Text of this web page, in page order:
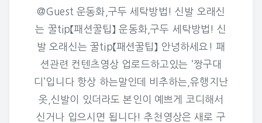
@Guest 운동화,구두 세탁방법! 신발 오래신
는 꿀tip【패션꿀팁】 운동화,구두 세탁방법! 신
발 오래신는 꿀tip【패션꿀팁】 안녕하세요! 패
션관련 컨텐츠영상 업로드하고있는 ‘짱구대
디’입니다 항상 하는말인데 비추하는,유행지난
옷,신발이 있더라도 본인이 예쁘게 코디해서
신거나 입으시면 됩니다! 추천영상은 새로 구